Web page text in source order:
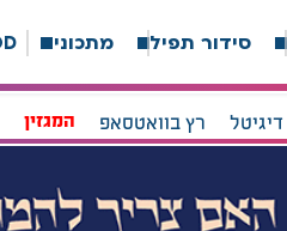
סידור תפילה מתכונים
רץ בוואטסאפ המגזין